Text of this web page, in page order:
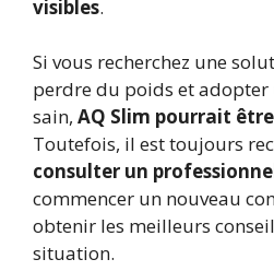
visibles.
Si vous recherchez une
perdre du poids et adopter
sain, AQ Slim pourrait
Toutefois, il est toujours
consulter un
commencer un nouveau
obtenir les meilleurs
situation.